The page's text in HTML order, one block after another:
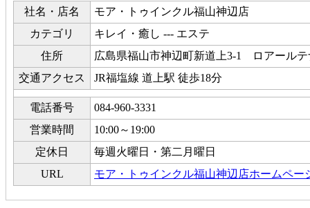
社名・店名
モア・トゥインクル福山神辺店
カテゴリ
キレイ・癒し --- エステ
住所
広島県福山市神辺町新道上3-1 ロアールテ
交通アクセス
JR福塩線 道上駅 徒歩18分
電話番号
084-960-3331
営業時間
10:00～19:00
定休日
毎週火曜日・第二月曜日
URL
モア・トゥインクル福山神辺店ホームペー